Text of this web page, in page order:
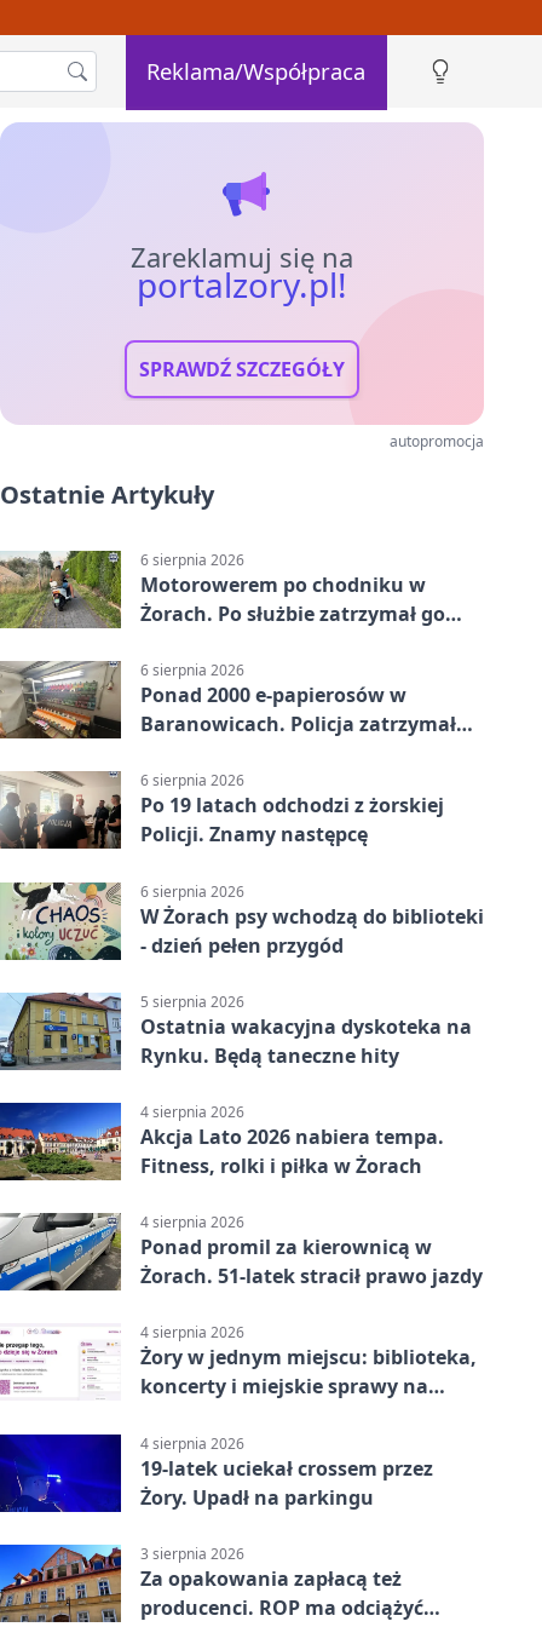
Reklama/Współpraca
Zareklamuj się na
portalzory.pl!
SPRAWDŹ SZCZEGÓŁY
autopromocja
Ostatnie Artykuły
6 sierpnia 2026
Motorowerem po chodniku w
Żorach. Po służbie zatrzymał go
6 sierpnia 2026
Ponad 2000 e-papierosów w
Baranowicach. Policja zatrzymała
6 sierpnia 2026
Po 19 latach odchodzi z żorskiej
Policji. Znamy następcę
6 sierpnia 2026
W Żorach psy wchodzą do biblioteki
- dzień pełen przygód
5 sierpnia 2026
Ostatnia wakacyjna dyskoteka na
Rynku. Będą taneczne hity
4 sierpnia 2026
Akcja Lato 2026 nabiera tempa.
Fitness, rolki i piłka w Żorach
4 sierpnia 2026
Ponad promil za kierownicą w
Żorach. 51-latek stracił prawo jazdy
4 sierpnia 2026
Żory w jednym miejscu: biblioteka,
koncerty i miejskie sprawy na
4 sierpnia 2026
19-latek uciekał crossem przez
Żory. Upadł na parkingu
3 sierpnia 2026
Za opakowania zapłacą też
producenci. ROP ma odciążyć